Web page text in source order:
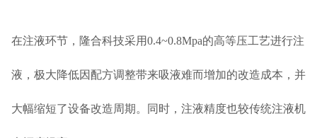
在注液环节，隆合科技采用0.4~0.8Mpa的高等压工艺进行注
液，极大降低因配方调整带来吸液难而增加的改造成本，并
大幅缩短了设备改造周期。同时，注液精度也较传统注液机